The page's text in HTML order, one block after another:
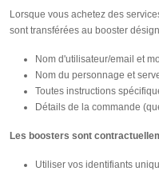
Lorsque vous achetez des
sont transférées au booster
Nom d'utilisateur/email et
Nom du personnage et
Toutes instructions
Détails de la commande
Les boosters sont
Utiliser vos identifiants